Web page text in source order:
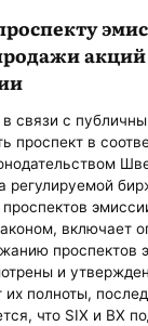
связи с
проспект в
регулируемой
включает
проспектов
и
полноты,
что SIX и BX